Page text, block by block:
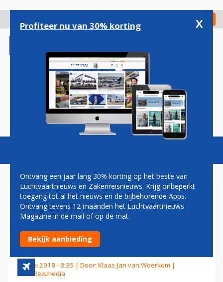
gaan
Check in
Magazine Podcasts Vacatures
SINGAPORE AIRLINES
PROMOOT VERTREK VANAF
DÜSSELDORF
15 mei 2018 - 8:35 | Door: Klaas-Jan van Woerkom |
Foto: Reismedia
Profiteer nu van 30% korting x
Ontvang een jaar lang 30% korting op het beste van
Luchtvaartnieuws en Zakenreisnieuws. Krijg onbeperkt
toegang tot al het nieuws en de bijbehorende Apps.
Ontvang tevens 12 maanden het Luchtvaartnieuws
Magazine in de mail of op de mat.
Bekijk aanbieding